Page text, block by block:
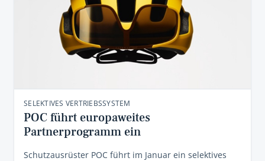
SELEKTIVES VERTRIEBSSYSTEM
POC führt europaweites
Partnerprogramm ein
Schutzausrüster POC führt im Januar ein selektives